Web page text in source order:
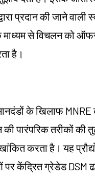
प्रदान की जाने
के माध्यम से विचलन को
है।
के खिलाफ MNRE
की पारंपरिक तरीकों की
करता है। यह
केंद्रित ग्रेडेड DSM